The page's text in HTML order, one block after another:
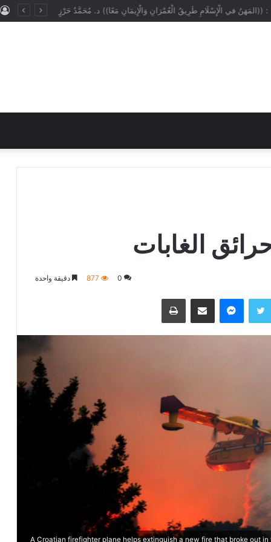
: ((المَهَنُ في الْإِسْلَامِ طَرِيقُ الْعُمْرَانِ وَالْإِيمَانِ مَعًا)) د. مُحَمَّدُ حَرْزٍ
الغابات
0
877 دقيقة واحدة
A Croatian firefighter plane helps extinguish a new fire that broke out